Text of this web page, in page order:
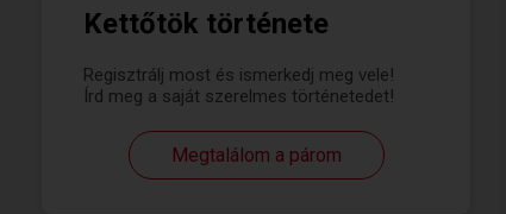
Kettőtök története
Regisztrálj most és ismerkedj meg vele!
Írd meg a saját szerelmes történetedet!
Megtalálom a párom